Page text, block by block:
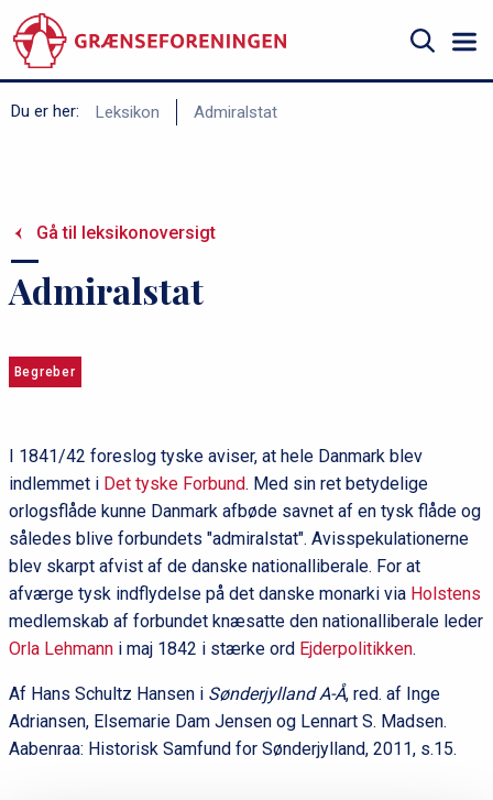
til
hovedindhold
Søg
Du er her:
k
r
u
m
Leksikon Admiralstat
Gå til leksikonoversigt
Admiralstat
Begreber
I 1841/42 foreslog tyske aviser, at hele Danmark blev
indlemmet i Det tyske Forbund. Med sin ret betydelige
orlogsflåde kunne Danmark afbøde savnet af en tysk flåde og
således blive forbundets "admiralstat". Avisspekulationerne
blev skarpt afvist af de danske nationalliberale. For at
afværge tysk indflydelse på det danske monarki via Holstens
medlemskab af forbundet knæsatte den nationalliberale leder
Orla Lehmanni maj 1842 i stærke ord Ejderpolitikken.
Af Hans Schultz Hansen i Sønderjylland A-Å, red. af Inge
Adriansen, Elsemarie Dam Jensen og Lennart S. Madsen.
Aabenraa: Historisk Samfund for Sønderjylland, 2011, s.15.